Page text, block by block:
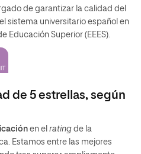
de garantizar la calidad del
sistema universitario español en
Educación Superior (EEES).
de 5 estrellas, según
en el rating de la
Estamos entre las mejores